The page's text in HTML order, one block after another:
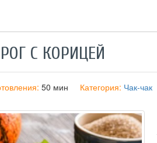
С КОРИЦЕЙ
50 мин Категория: Чак-чак